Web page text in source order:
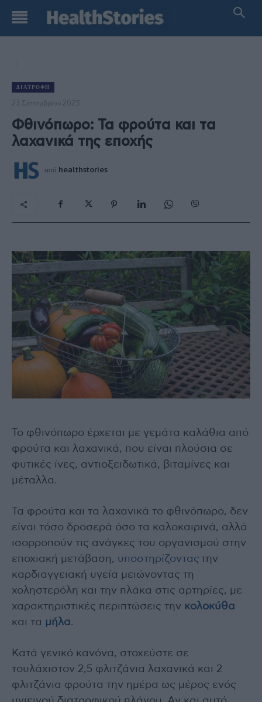
ΔΙΑΤΡΟΦΉ
23 Σεπτεμβρίου 2025
Φθινόπωρο: Τα φρούτα και τα
λαχανικά της εποχής
από healthstories
Το φθινόπωρο έρχεται με γεμάτα καλάθια από
φρούτα και λαχανικά, που είναι πλούσια σε
φυτικές ίνες, αντιοξειδωτικά, βιταμίνες και
μέταλλα.
Τα φρούτα και τα λαχανικά το φθινόπωρο, δεν
είναι τόσο δροσερά όσο τα καλοκαιρινά, αλλά
ισορροπούν τις ανάγκες του οργανισμού στην
εποχιακή μετάβαση, υποστηρίζοντας την
καρδιαγγειακή υγεία μειώνοντας τη
χοληστερόλη και την πλάκα στις αρτηρίες, με
χαρακτηριστικές περιπτώσεις την κολοκύθα
και τα μήλα.
Κατά γενικό κανόνα, στοχεύστε σε
τουλάχιστον 2,5 φλιτζάνια λαχανικά και 2
φλιτζάνια φρούτα την ημέρα ως μέρος ενός